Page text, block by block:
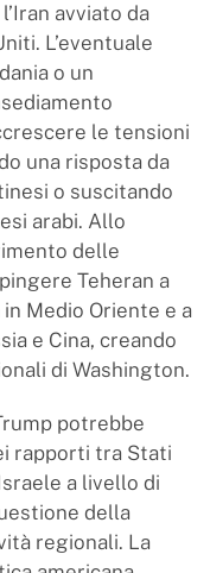
avviato da
L’eventuale
o un
le tensioni
una risposta da
o suscitando
arabi. Allo
delle
Teheran a
Medio Oriente e a
e Cina, creando
di Washington.
potrebbe
rapporti tra Stati
a livello di
della
regionali. La